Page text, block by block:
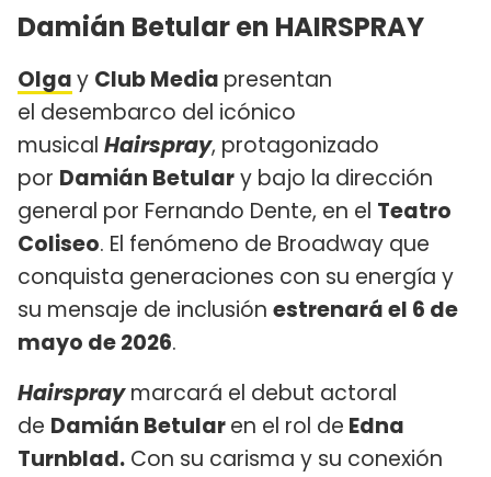
Damián Betular en HAIRSPRAY
Olgay Club Media presentan
el desembarco del icónico
musical Hairspray, protagonizado
por Damián Betulary bajo la dirección
general por Fernando Dente, en el Teatro
Coliseo. El fenómeno de Broadway que
conquista generaciones con su energía y
su mensaje de inclusión estrenará el 6 de
mayo de 2026.
Hairspraymarcará el debut actoral
de Damián Betularen el rol de Edna
Turnblad. Con su carisma y su conexión